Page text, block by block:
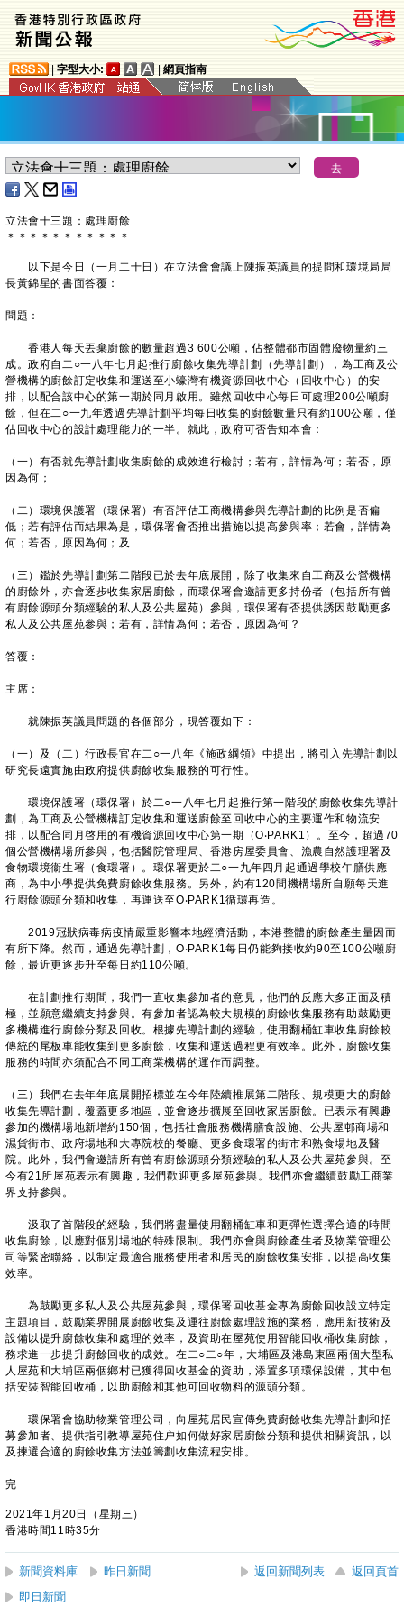
字型大小: 網頁指南
立法會十三題：處理廚餘
＊ ＊ ＊ ＊ ＊ ＊ ＊ ＊ ＊ ＊ ＊
以下是今日（一月二十日）在立法會會議上陳振英議員的提問和環境局局
長黃錦星的書面答覆：
問題：
香港人每天丟棄廚餘的數量超過3 600公噸，佔整體都市固體廢物量約三
成。政府自二○一八年七月起推行廚餘收集先導計劃（先導計劃），為工商及公
營機構的廚餘訂定收集和運送至小蠔灣有機資源回收中心（回收中心）的安
排，以配合該中心的第一期於同月啟用。雖然回收中心每日可處理200公噸廚
餘，但在二○一九年透過先導計劃平均每日收集的廚餘數量只有約100公噸，僅
佔回收中心的設計處理能力的一半。就此，政府可否告知本會：
（一）有否就先導計劃收集廚餘的成效進行檢討；若有，詳情為何；若否，原
因為何；
（二）環境保護署（環保署）有否評估工商機構參與先導計劃的比例是否偏
低；若有評估而結果為是，環保署會否推出措施以提高參與率；若會，詳情為
何；若否，原因為何；及
（三）鑑於先導計劃第二階段已於去年底展開，除了收集來自工商及公營機構
的廚餘外，亦會逐步收集家居廚餘，而環保署會邀請更多持份者（包括所有曾
有廚餘源頭分類經驗的私人及公共屋苑）參與，環保署有否提供誘因鼓勵更多
私人及公共屋苑參與；若有，詳情為何；若否，原因為何？
答覆：
主席：
就陳振英議員問題的各個部分，現答覆如下：
（一）及（二）行政長官在二○一八年《施政綱領》中提出，將引入先導計劃以
研究長遠實施由政府提供廚餘收集服務的可行性。
環境保護署（環保署）於二○一八年七月起推行第一階段的廚餘收集先導計
劃，為工商及公營機構訂定收集和運送廚餘至回收中心的主要運作和物流安
排，以配合同月啓用的有機資源回收中心第一期（O‧PARK1）。至今，超過70
個公營機構場所參與，包括醫院管理局、香港房屋委員會、漁農自然護理署及
食物環境衞生署（食環署）。環保署更於二○一九年四月起通過學校午膳供應
商，為中小學提供免費廚餘收集服務。另外，約有120間機構場所自願每天進
行廚餘源頭分類和收集，再運送至O‧PARK1循環再造。
2019冠狀病毒病疫情嚴重影響本地經濟活動，本港整體的廚餘產生量因而
有所下降。然而，通過先導計劃，O‧PARK1每日仍能夠接收約90至100公噸廚
餘，最近更逐步升至每日約110公噸。
在計劃推行期間，我們一直收集參加者的意見，他們的反應大多正面及積
極，並願意繼續支持參與。有參加者認為較大規模的廚餘收集服務有助鼓勵更
多機構進行廚餘分類及回收。根據先導計劃的經驗，使用翻桶缸車收集廚餘較
傳統的尾板車能收集到更多廚餘，收集和運送過程更有效率。此外，廚餘收集
服務的時間亦須配合不同工商業機構的運作而調整。
（三）我們在去年年底展開招標並在今年陸續推展第二階段、規模更大的廚餘
收集先導計劃，覆蓋更多地區，並會逐步擴展至回收家居廚餘。已表示有興趣
參加的機構場地新增約150個，包括社會服務機構膳食設施、公共屋邨商場和
濕貨街市、政府場地和大專院校的餐廳、更多食環署的街市和熟食場地及醫
院。此外，我們會邀請所有曾有廚餘源頭分類經驗的私人及公共屋苑參與。至
今有21所屋苑表示有興趣，我們歡迎更多屋苑參與。我們亦會繼續鼓勵工商業
界支持參與。
汲取了首階段的經驗，我們將盡量使用翻桶缸車和更彈性選擇合適的時間
收集廚餘，以應對個別場地的特殊限制。我們亦會與廚餘產生者及物業管理公
司等緊密聯絡，以制定最適合服務使用者和居民的廚餘收集安排，以提高收集
效率。
為鼓勵更多私人及公共屋苑參與，環保署回收基金專為廚餘回收設立特定
主題項目，鼓勵業界開展廚餘收集及運往廚餘處理設施的業務，應用新技術及
設備以提升廚餘收集和處理的效率，及資助在屋苑使用智能回收桶收集廚餘，
務求進一步提升廚餘回收的成效。在二○二○年，大埔區及港島東區兩個大型私
人屋苑和大埔區兩個鄉村已獲得回收基金的資助，添置多項環保設備，其中包
括安裝智能回收桶，以助廚餘和其他可回收物料的源頭分類。
環保署會協助物業管理公司，向屋苑居民宣傳免費廚餘收集先導計劃和招
募參加者、提供指引教導屋苑住户如何做好家居廚餘分類和提供相關資訊，以
及揀選合適的廚餘收集方法並籌劃收集流程安排。
完
2021年1月20日（星期三）
香港時間11時35分
新聞資料庫 昨日新聞 返回新聞列表
返回頁首
即日新聞